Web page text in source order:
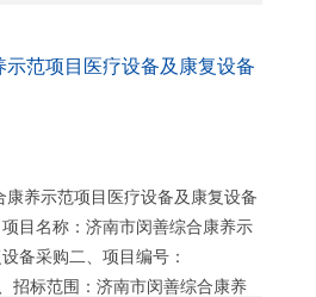
范项目医疗设备及康复设备
养示范项目医疗设备及康复设备
目名称：济南市闵善综合康养示
备采购二、项目编号：
招标范围：济南市闵善综合康养